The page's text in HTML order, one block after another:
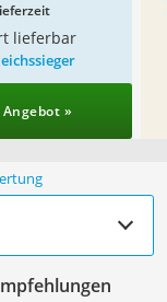
lieferbar
»